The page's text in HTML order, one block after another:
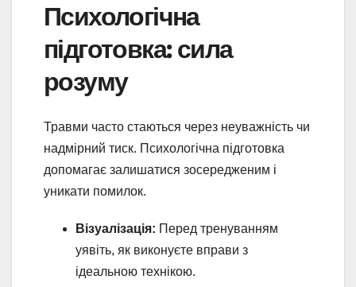
Психологічна
підготовка: сила
розуму
Травми часто стаються через неуважність чи
надмірний тиск. Психологічна підготовка
допомагає залишатися зосередженим і
уникати помилок.
Візуалізація: Перед тренуванням
уявіть, як виконуєте вправи з
ідеальною технікою.